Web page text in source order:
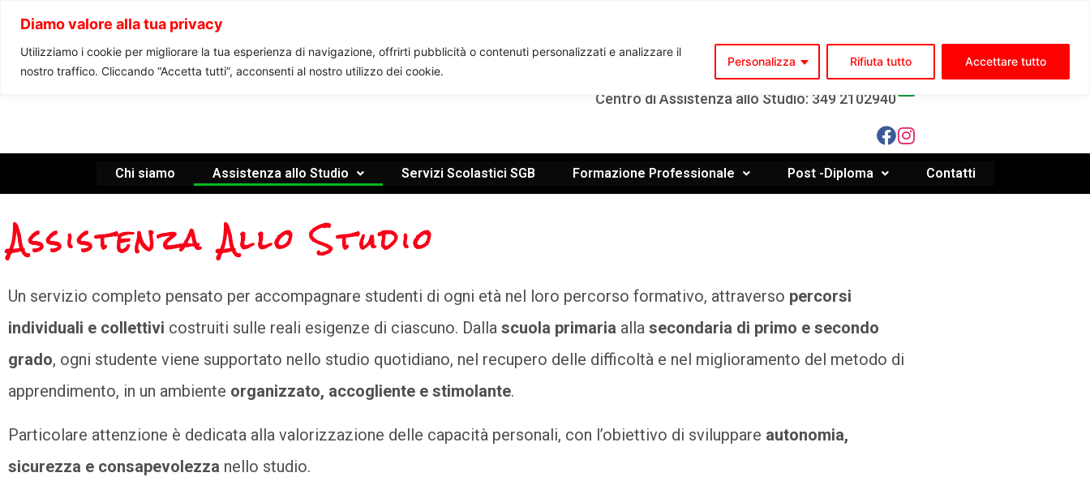
Diamo valore alla tua privacy
Utilizziamo i cookie per migliorare la tua esperienza di navigazione, offrirti pubblicità o contenuti personalizzati e analizzare il
nostro traffico. Cliccando “Accetta tutti”, acconsenti al nostro utilizzo dei cookie.
Personalizza Rifiuta tutto Accettare tutto
Ente di Formazione Professionale: 334 7971087 - 0865 220497
Centro di Assistenza allo Studio: 349 2102940
Chi siamo Assistenza allo Studio Servizi Scolastici SGB Formazione Professionale Post -Diploma Contatti
Assistenza Allo Studio
Un servizio completo pensato per accompagnare studenti di ogni età nel loro percorso formativo, attraverso percorsi
individuali e collettivi costruiti sulle reali esigenze di ciascuno. Dalla scuola primaria alla secondaria di primo e secondo
grado, ogni studente viene supportato nello studio quotidiano, nel recupero delle difficoltà e nel miglioramento del metodo di
apprendimento, in un ambiente organizzato, accogliente e stimolante.
Particolare attenzione è dedicata alla valorizzazione delle capacità personali, con l’obiettivo di sviluppare autonomia,
sicurezza e consapevolezza nello studio.